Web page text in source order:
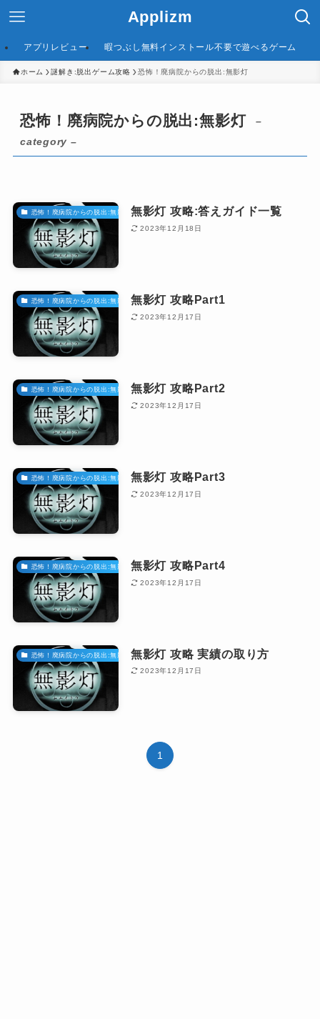
Applizm
アプリレビュー 暇つぶし無料インストール不要で遊べるゲーム
ホーム 謎解き:脱出ゲーム攻略 恐怖！廃病院からの脱出:無影灯
恐怖！廃病院からの脱出:無影灯
–
category –
恐怖！廃病院からの脱出:無影灯無影灯 攻略:答えガイド一覧
2023年12月18日
恐怖！廃病院からの脱出:無影灯無影灯 攻略Part1
2023年12月17日
恐怖！廃病院からの脱出:無影灯無影灯 攻略Part2
2023年12月17日
恐怖！廃病院からの脱出:無影灯無影灯 攻略Part3
2023年12月17日
恐怖！廃病院からの脱出:無影灯無影灯 攻略Part4
2023年12月17日
恐怖！廃病院からの脱出:無影灯無影灯 攻略 実績の取り方
2023年12月17日
1